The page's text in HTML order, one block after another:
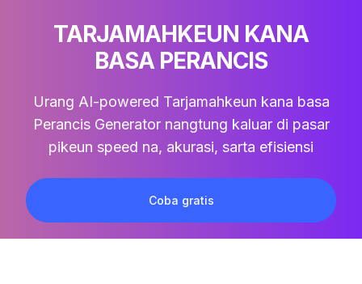
TARJAMAHKEUN KANA
BASA PERANCIS
Urang AI-powered Tarjamahkeun kana basa
Perancis Generator nangtung kaluar di pasar
pikeun speed na, akurasi, sarta efisiensi
Coba gratis